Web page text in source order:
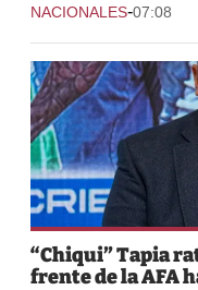
NACIONALES-07:08
“Chiqui” Tapia
frente de la AFA